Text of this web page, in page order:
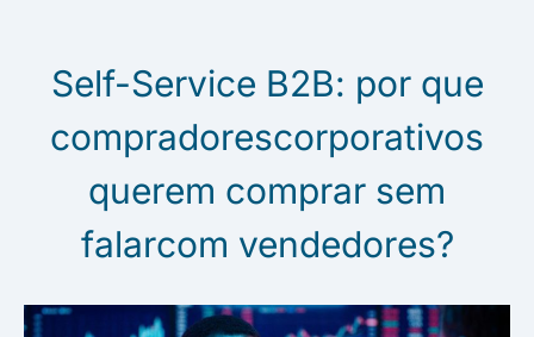
Self-Service B2B: por que
compradorescorporativos
querem comprar sem
falarcom vendedores?